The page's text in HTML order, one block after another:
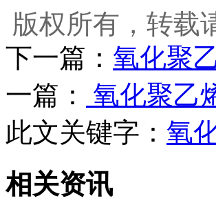
版权所有，转载
下一篇： 氧化聚
一篇：
氧化聚乙
此文关键字： 氧
相关资讯